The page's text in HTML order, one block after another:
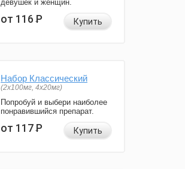
девушек и женщин.
от 116Р Купить
Набор Классический
(2x100мг, 4x20мг)
Попробуй и выбери наиболее
понравившийся препарат.
от 117Р Купить